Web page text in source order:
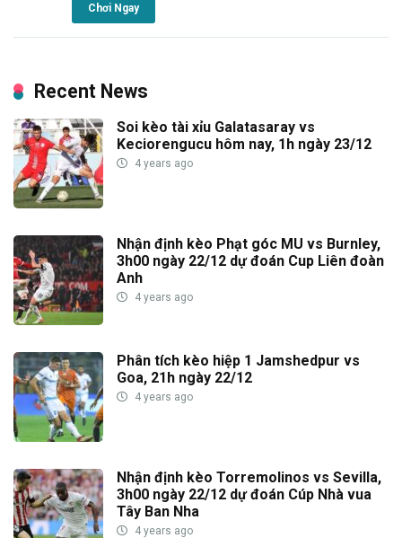
Chơi Ngay
Recent News
Soi kèo tài xỉu Galatasaray vs
Keciorengucu hôm nay, 1h ngày 23/12
4 years ago
Nhận định kèo Phạt góc MU vs Burnley,
3h00 ngày 22/12 dự đoán Cup Liên đoàn
Anh
4 years ago
Phân tích kèo hiệp 1 Jamshedpur vs
Goa, 21h ngày 22/12
4 years ago
Nhận định kèo Torremolinos vs Sevilla,
3h00 ngày 22/12 dự đoán Cúp Nhà vua
Tây Ban Nha
4 years ago